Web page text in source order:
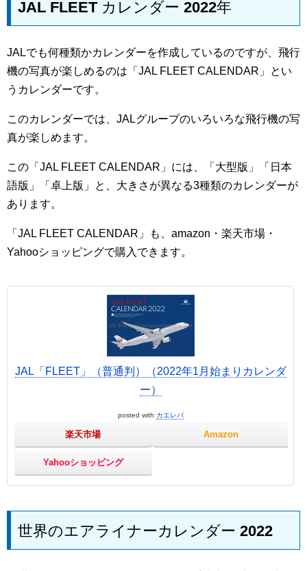
JAL FLEET カレンダー 2022年
JALでも何種類かカレンダーを作成しているのですが、飛行
機の写真が楽しめるのは「JAL FLEET CALENDAR」とい
うカレンダーです。
このカレンダーでは、JALグループのいろいろな飛行機の写
真が楽しめます。
この「JAL FLEET CALENDAR」には、「大型版」「日本
語版」「卓上版」と、大きさが異なる3種類のカレンダーが
あります。
「JAL FLEET CALENDAR」も、amazon・楽天市場・
Yahooショッピングで購入できます。
JAL「FLEET」（普通判）（2022年1月始まりカレンダ
ー）
posted with カエレバ
楽天市場 Amazon
Yahooショッピング
世界のエアライナーカレンダー 2022